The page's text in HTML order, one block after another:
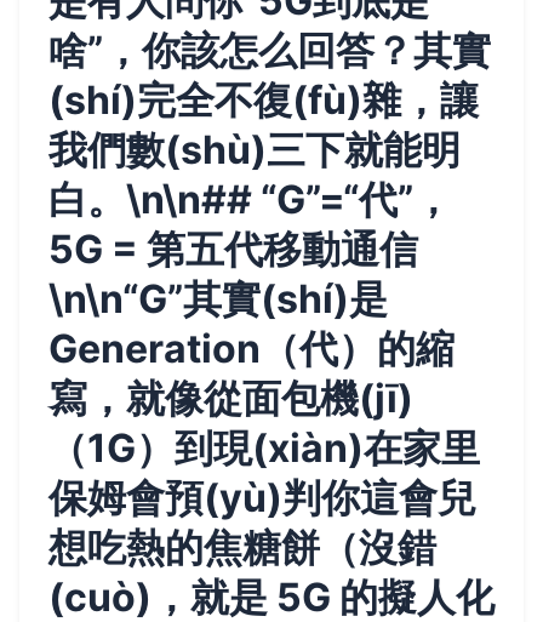
啥”，你該怎么回答？其實
(shí)完全不復(fù)雜，讓
我們數(shù)三下就能明
白。\n\n## “G”=“代”，
5G = 第五代移動通信
\n\n“G”其實(shí)是
Generation（代）的縮
寫，就像從面包機(jī)
（1G）到現(xiàn)在家里
保姆會預(yù)判你這會兒
想吃熱的焦糖餅（沒錯
(cuò)，就是 5G 的擬人化